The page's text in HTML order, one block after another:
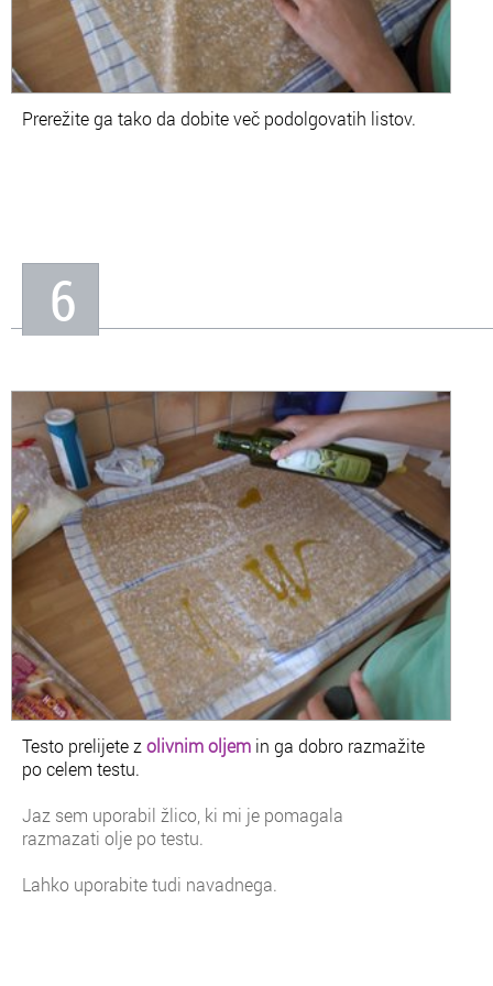
Prerežite ga tako da dobite več podolgovatih listov.
6
Testo prelijete z olivnim oljem in ga dobro razmažite
po celem testu.
Jaz sem uporabil žlico, ki mi je pomagala
razmazati olje po testu.
Lahko uporabite tudi navadnega.